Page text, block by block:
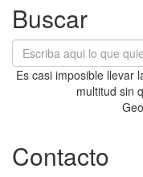
Buscar
Es casi imposible llevar
multitud sin
Contacto